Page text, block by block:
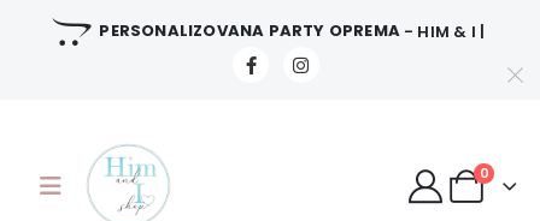
PERSONALIZOVANA PARTY OPREMA - HIM & I |
0